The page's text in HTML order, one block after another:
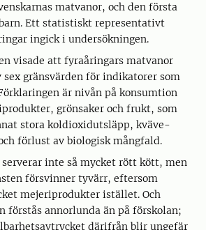
matvanor, och den första
Ett statistiskt representativt
ingick i undersökningen.
visade att fyraåringars matvanor
gränsvärden för indikatorer som
är nivån på konsumtion
grönsaker och frukt, som
stora koldioxidutsläpp, kväve-
förlust av biologisk mångfald.
inte så mycket rött kött, men
försvinner tyvärr, eftersom
mejeriprodukter istället. Och
förstås annorlunda än på förskolan;
därifrån blir ungefär